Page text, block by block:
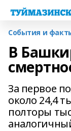
События и
В
За первое
около 24,4
полторы